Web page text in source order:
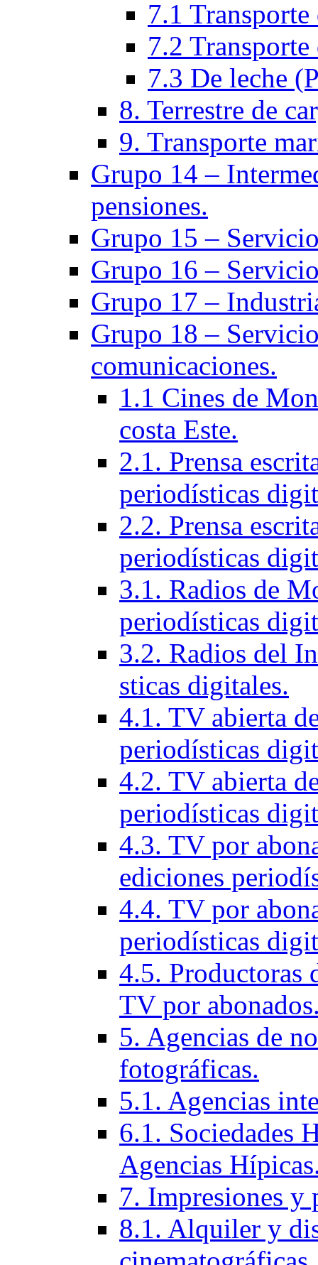
7.1 Transporte
7.2
7.3 De leche
8. Terrestre de
9. Transporte
Grupo 14 –
pensiones.
Grupo 15 –
Grupo 16 –
Grupo 17 –
Grupo 18 –
comunicaciones.
1.1 Cines de
costa Este.
2.1. Prensa
periodísticas
2.2. Prensa
periodísticas
3.1. Radios de
periodí­sticas
3.2. Radios del
sticas digitales.
4.1. TV abierta
periodí­sticas
4.2. TV abierta
periodí­sticas
4.3. TV por
ediciones
4.4. TV por
periodí­sticas
4.5. Productoras
TV por
5. Agencias de
fotográficas.
5.1. Agencias
6.1. Sociedades
Agencias
7. Impresiones
8.1. Alquiler y